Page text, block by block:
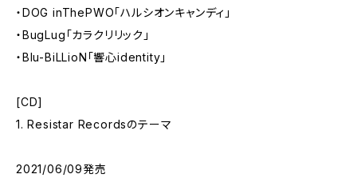
・DOG inThePWO「ハルシオンキャンディ」
・BugLug「カラクリリック」
・Blu-BiLLioN「響心identity」
[CD]
1. Resistar Recordsのテーマ
2021/06/09発売